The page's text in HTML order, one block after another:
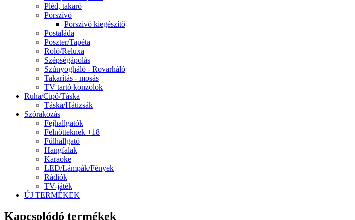
Pléd, takaró
Porszívó
Porszívó kiegészítő
Postaláda
Poszter/Tapéta
Roló/Reluxa
Szépségápolás
Szúnyogháló - Rovarháló
Takarítás - mosás
TV tartó konzolok
Ruha/Cipő/Táska
Táska/Hátizsák
Szórakozás
Fejhallgatók
Felnőtteknek +18
Fülhallgató
Hangfalak
Karaoke
LED/Lámpák/Fények
Rádiók
TV-játék
ÚJ TERMÉKEK
Kapcsolódó termékek